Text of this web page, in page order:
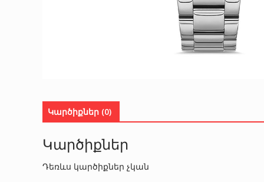
Կարծիքներ (0)
Կարծիքներ
Դեռևս կարծիքներ չկան